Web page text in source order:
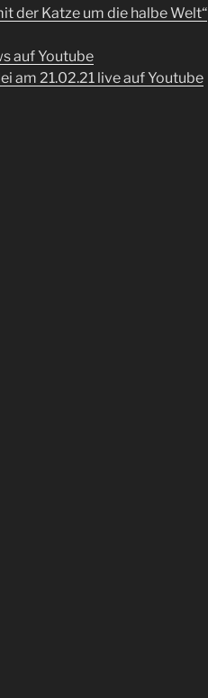
der Katze um die halbe Welt“
auf Youtube
am 21.02.21 live auf Youtube